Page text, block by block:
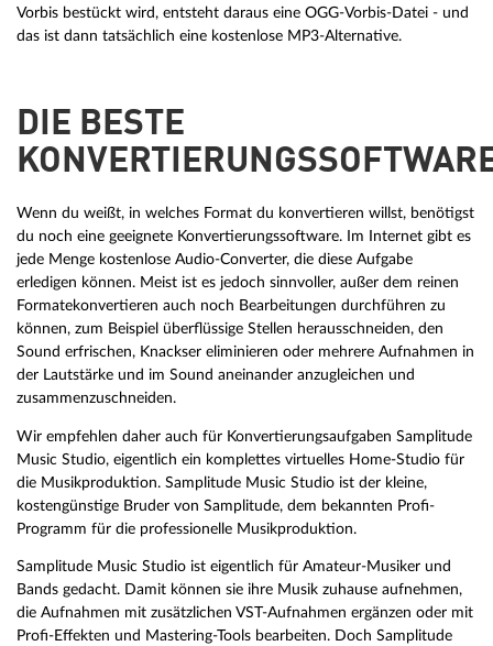
Vorbis bestückt wird, entsteht daraus eine OGG-Vorbis-Datei - und
das ist dann tatsächlich eine kostenlose MP3-Alternative.
DIE BESTE
Wenn du weißt, in welches Format du konvertieren willst, benötigst
du noch eine geeignete Konvertierungssoftware. Im Internet gibt es
jede Menge kostenlose Audio-Converter, die diese Aufgabe
erledigen können. Meist ist es jedoch sinnvoller, außer dem reinen
Formatekonvertieren auch noch Bearbeitungen durchführen zu
können, zum Beispiel überflüssige Stellen herausschneiden, den
Sound erfrischen, Knackser eliminieren oder mehrere Aufnahmen in
der Lautstärke und im Sound aneinander anzugleichen und
zusammenzuschneiden.
Wir empfehlen daher auch für Konvertierungsaufgaben Samplitude
Music Studio, eigentlich ein komplettes virtuelles Home-Studio für
die Musikproduktion. Samplitude Music Studio ist der kleine,
kostengünstige Bruder von Samplitude, dem bekannten Profi-
Programm für die professionelle Musikproduktion.
Samplitude Music Studio ist eigentlich für Amateur-Musiker und
Bands gedacht. Damit können sie ihre Musik zuhause aufnehmen,
die Aufnahmen mit zusätzlichen VST-Aufnahmen ergänzen oder mit
Profi-Effekten und Mastering-Tools bearbeiten. Doch Samplitude